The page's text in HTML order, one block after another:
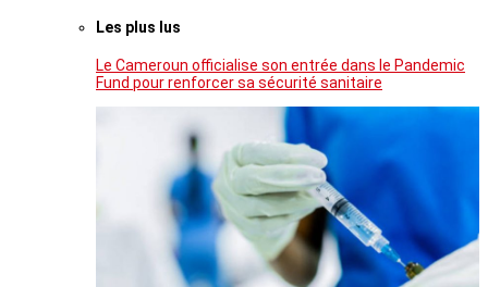
Les plus lus
Le Cameroun officialise son entrée dans le Pandemic
Fund pour renforcer sa sécurité sanitaire